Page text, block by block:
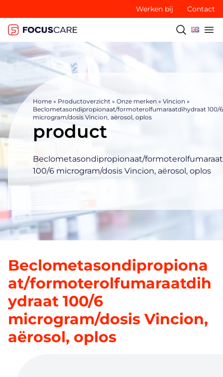
Werken bij Contact
Home » Productoverzicht » Onze merken » Vincion »
Beclometasondipropionaat/formoterolfumaraatdihydraat 100/6
microgram/dosis Vincion, aërosol, oplos
product
Beclometasondipropionaat/
100/6 microgram/dosis Vincion, aërosol, oplos
Beclometasondipropiona
at/formoterolfumaraatdih
ydraat 100/6
microgram/dosis Vincion,
aërosol, oplos